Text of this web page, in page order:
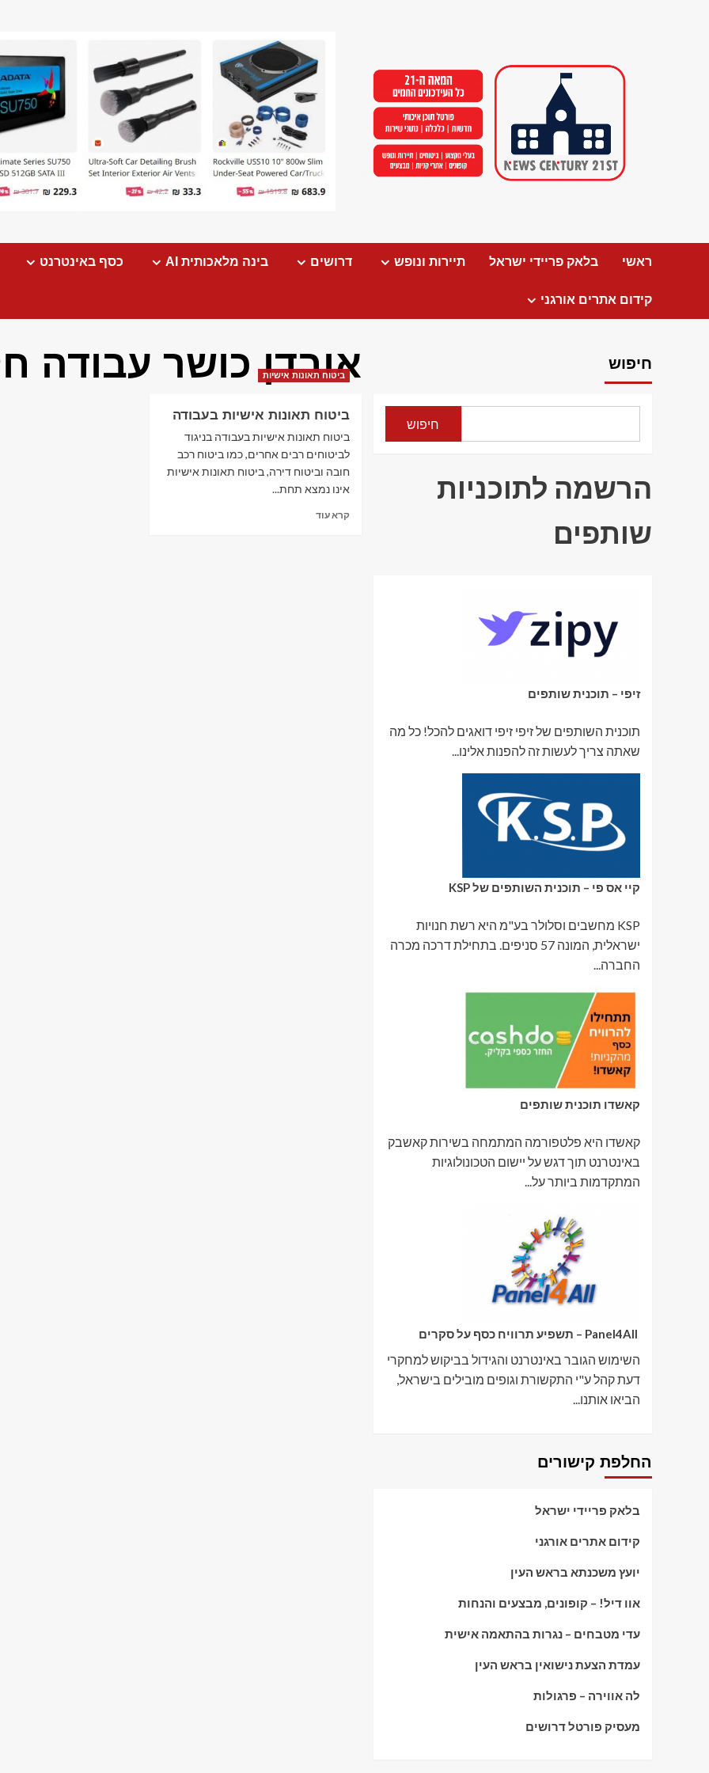
ראשי בלאק פריידי ישראל תיירות ונופש דרושים בינה מלאכותית AI כסף באינטרנט
קידום אתרים אורגני
אובדן כושר עבודה
ביטוח תאונות אישיות
ביטוח תאונות אישיות בעבודה
ביטוח תאונות אישיות בעבודה בניגוד
לביטוחים רבים אחרים, כמו ביטוח רכב
חובה וביטוח דירה, ביטוח תאונות אישיות
אינו נמצא תחת...
קרא עודRead
חיפוש
חיפוש
הרשמה לתוכניות
שותפים
זיפי – תוכנית שותפים
תוכנית השותפים של זיפי זיפי דואגים להכל! כל מה
שאתה צריך לעשות זה להפנות אלינו...
קיי אס פי – תוכנית השותפים של KSP
KSP מחשבים וסלולר בע"מ היא רשת חנויות
ישראלית, המונה 57 סניפים. בתחילת דרכה מכרה
החברה...
קאשדו תוכנית שותפים
קאשדו היא פלטפורמה המתמחה בשירות קאשבק
באינטרנט תוך דגש על יישום הטכונולוגיות
המתקדמות ביותר על...
השימוש הגובר באינטרנט והגידול בביקוש למחקרי
דעת קהל ע"י התקשורת וגופים מובילים בישראל,
הביאו אותנו...
החלפת קישורים
בלאק פריידי ישראל
קידום אתרים אורגני
יועץ משכנתא בראש העין
אוו דיל! – קופונים, מבצעים והנחות
עדי מטבחים – נגרות בהתאמה אישית
עמדת הצעת נישואין בראש העין
לה אווירה – פרגולות
מעסיק פורטל דרושים